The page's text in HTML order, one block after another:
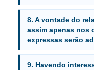
Governança de TI
Gestão Estratégica
Governança das
Rede de
8. A vontade do
assim apenas nos
expressas serão
9. Havendo